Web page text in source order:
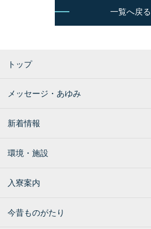
一覧へ戻る
トップ
メッセージ・あゆみ
新着情報
環境・施設
入寮案内
今昔ものがたり